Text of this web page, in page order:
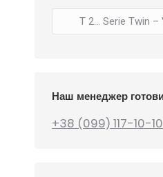
Наш менеджер
+38 (099) 117-10-10